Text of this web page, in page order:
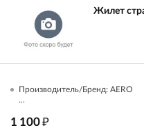
Жилет
Производитель/Бренд: AERO
...
1 100₽